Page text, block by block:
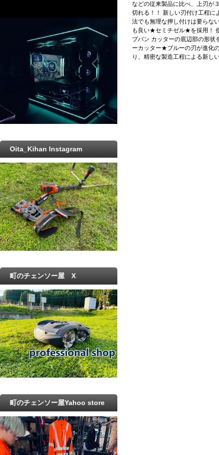
などの従来製品に比べ、上刃が
切れる！！ 新しい刃付け工程に
法でも無理な押し付けは要らな
も良い★セミチゼル★を採用！
ブバン カッターの底辺部の形
ーカッター★ブルーの刃が進化
り、精密な製造工程による新し
Oita_Kihan Instagram
町のチェンソー屋 X
町のチェンソー屋Yahoo store